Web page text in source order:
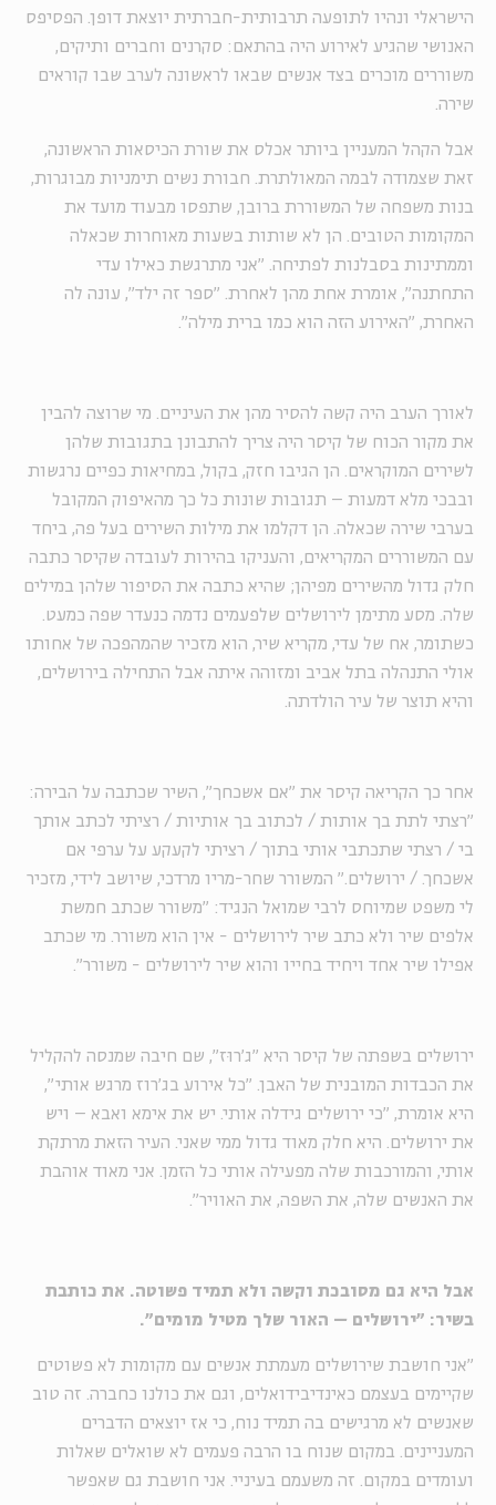
הישראלי ונהיו לתופעה תרבותית-חברתית יוצאת דופן. הפסיפס
האנושי שהגיע לאירוע היה בהתאם: סקרנים וחברים ותיקים,
משוררים מוכרים בצד אנשים שבאו לראשונה לערב שבו קוראים
שירה.
אבל הקהל המעניין ביותר אכלס את שורת הכיסאות הראשונה,
זאת שצמודה לבמה המאולתרת. חבורת נשים תימניות מבוגרות,
בנות משפחה של המשוררת ברובן, שתפסו מבעוד מועד את
המקומות הטובים. הן לא שותות בשעות מאוחרות שכאלה
וממתינות בסבלנות לפתיחה. "אני מתרגשת כאילו עדי
התחתנה", אומרת אחת מהן לאחרת. "ספר זה ילד", עונה לה
האחרת, "האירוע הזה הוא כמו ברית מילה".
לאורך הערב היה קשה להסיר מהן את העיניים. מי שרוצה להבין
את מקור הכוח של קיסר היה צריך להתבונן בתגובות שלהן
לשירים המוקראים. הן הגיבו חזק, בקול, במחיאות כפיים נרגשות
ובבכי מלא דמעות – תגובות שונות כל כך מהאיפוק המקובל
בערבי שירה שכאלה. הן דקלמו את מילות השירים בעל פה, ביחד
עם המשוררים המקריאים, והעניקו בהירות לעובדה שקיסר כתבה
חלק גדול מהשירים מפיהן; שהיא כתבה את הסיפור שלהן במילים
שלה. מסע מתימן לירושלים שלפעמים נדמה כנעדר שפה כמעט.
כשתומר, אח של עדי, מקריא שיר, הוא מזכיר שהמהפכה של אחותו
אולי התנהלה בתל אביב ומזוהה איתה אבל התחילה בירושלים,
והיא תוצר של עיר הולדתה.
אחר כך הקריאה קיסר את "אם אשכחך", השיר שכתבה על הבירה:
"רצתי לתת בך אותות / לכתוב בך אותיות / רציתי לכתב אותך
בי / רצתי שתכתבי אותי בתוך / רציתי לקעקע על ערפי אם
אשכחך. / ירושלים." המשורר שחר-מריו מרדכי, שיושב לידי, מזכיר
לי משפט שמיוחס לרבי שמואל הנגיד: "משורר שכתב חמשת
אלפים שיר ולא כתב שיר לירושלים - אין הוא משורר. מי שכתב
אפילו שיר אחד ויחיד בחייו והוא שיר לירושלים - משורר".
ירושלים בשפתה של קיסר היא "ג׳רוּז", שם חיבה שמנסה להקליל
את הכבדות המובנית של האבן. "כל אירוע בג׳רוז מרגש אותי",
היא אומרת, "כי ירושלים גידלה אותי. יש את אימא ואבא – ויש
את ירושלים. היא חלק מאוד גדול ממי שאני. העיר הזאת מרתקת
אותי, והמורכבות שלה מפעילה אותי כל הזמן. אני מאוד אוהבת
את האנשים שלה, את השפה, את האוויר".
אבל היא גם מסובכת וקשה ולא תמיד פשוטה. את כותבת
בשיר: "ירושלים – האור שלך מטיל מומים".
"אני חושבת שירושלים מעמתת אנשים עם מקומות לא פשוטים
שקיימים בעצמם כאינדיבידואלים, וגם את כולנו כחברה. זה טוב
שאנשים לא מרגישים בה תמיד נוח, כי אז יוצאים הדברים
המעניינים. במקום שנוח בו הרבה פעמים לא שואלים שאלות
ועומדים במקום. זה משעמם בעיניי. אני חושבת גם שאפשר